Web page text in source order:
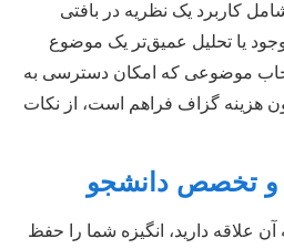
کاربرد یک نظریه در بافتی
یا تحلیل عمیق‌تر یک موضوع
موضوعی که امکان دسترسی به
هزینه گزاف فراهم است، از نکات
و تخصص دانشجو
علاقه دارید، انگیزه شما را حفظ